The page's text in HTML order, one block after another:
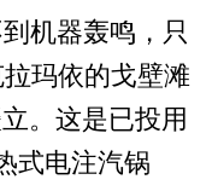
机器轰鸣，只
玛依的戈壁滩
。这是已投用
式电注汽锅